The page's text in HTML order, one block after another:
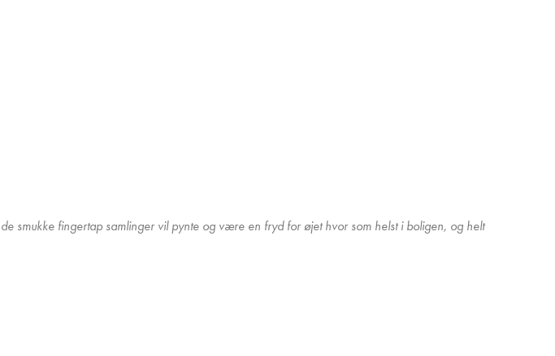
smukke fingertap samlinger vil pynte og være en fryd for øjet hvor som helst i boligen, og helt